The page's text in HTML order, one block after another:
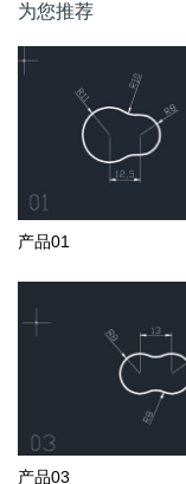
为您推荐
产品01
产品03